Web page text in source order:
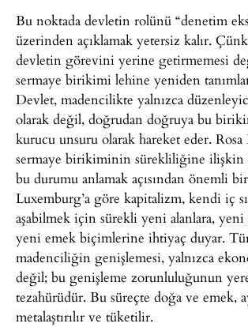
Bu noktada devletin rolünü “denetim
üzerinden açıklamak yetersiz kalır.
devletin görevini yerine getirmemesi
sermaye birikimi lehine yeniden
Devlet, madencilikte yalnızca
olarak değil, doğrudan doğruya bu
kurucu unsuru olarak hareket eder.
sermaye birikiminin sürekliliğine ilişkin
bu durumu anlamak açısından önemli
Luxemburg’a göre kapitalizm, kendi iç
aşabilmek için sürekli yeni alanlara, yeni
yeni emek biçimlerine ihtiyaç duyar.
madenciliğin genişlemesi, yalnızca
değil; bu genişleme zorunluluğunun
tezahürüdür. Bu süreçte doğa ve emek,
metalaştırılır ve tüketilir.